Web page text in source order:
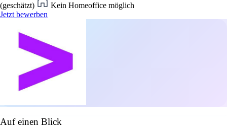
(geschätzt)
Kein Homeoffice möglich
Jetzt bewerben
Auf einen Blick